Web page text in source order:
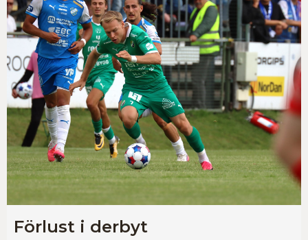
Förlust i derbyt